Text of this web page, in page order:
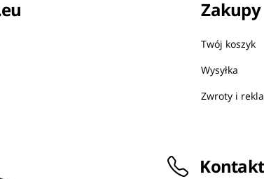
Zakupy
Twój koszyk
Wysyłka
Zwroty i
Kontakt